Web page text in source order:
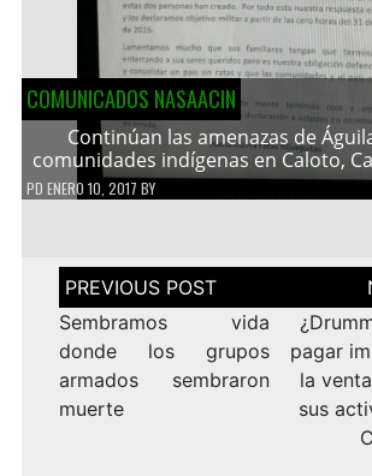
COMUNICADOS NASAACIN
Continúan las amenazas de
comunidades indígenas en Caloto,
PD ENERO 10, 2017 BY
Navegación
de
entradas
Sembramos vida
donde los grupos
armados sembraron
muerte
pagar
la
sus